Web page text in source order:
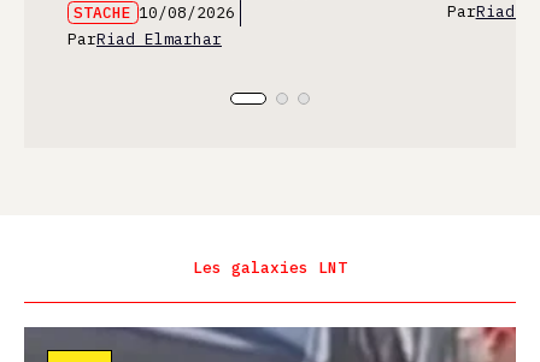
STACHE 10/08/2026
ParRiad Elmarhar
ParRiad
Les galaxies LNT